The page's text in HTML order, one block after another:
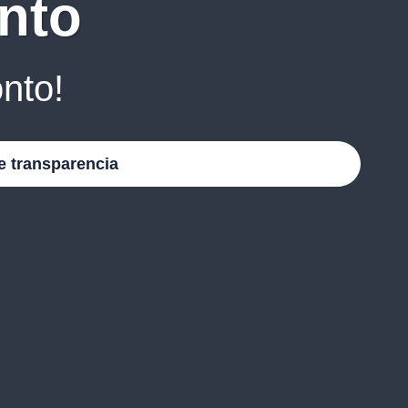
transparencia